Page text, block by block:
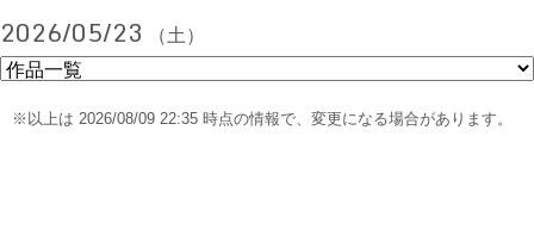
2026/05/23 （土）
※以上は 2026/08/09 22:35 時点の情報で、変更になる場合があります。